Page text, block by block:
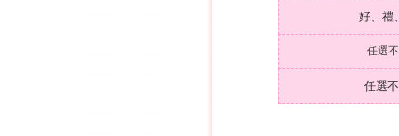
好、禮
任選
任選